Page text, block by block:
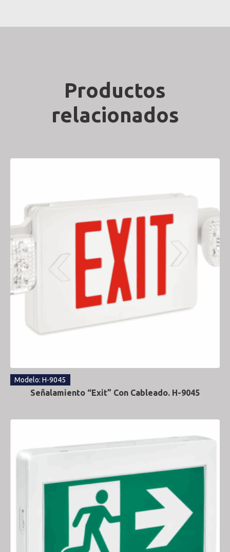
Productos
relacionados
Modelo: H-9045
Señalamiento “Exit” Con Cableado. H-9045